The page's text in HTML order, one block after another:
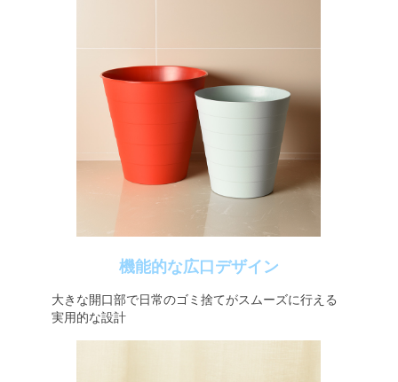
機能的な広口デザイン
大きな開口部で日常のゴミ捨てがスムーズに行える
実用的な設計